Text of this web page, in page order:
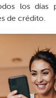
los días
de crédito.